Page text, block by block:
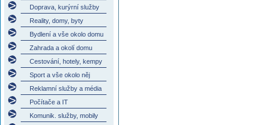
Doprava, kurýrní služby
Reality, domy, byty
Bydlení a vše okolo domu
Zahrada a okolí domu
Cestování, hotely, kempy
Sport a vše okolo něj
Reklamní služby a média
Počítače a IT
Komunik. služby, mobily